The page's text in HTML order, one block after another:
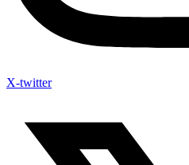
X-twitter